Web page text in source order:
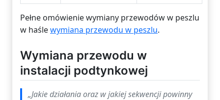
Pełne omówienie wymiany przewodów w peszlu
w haślewymiana przewodu w peszlu.
Wymiana przewodu w
instalacji podtynkowej
„Jakie działania oraz w jakiej sekwencji powinny